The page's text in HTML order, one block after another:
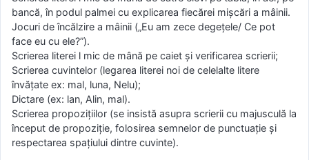
bancă, în podul palmei cu explicarea fiecărei mişcări a mâinii.
Jocuri de încălzire a mâinii („Eu am zece degețele/ Ce pot
face eu cu ele?”).
Scrierea literei l mic de mână pe caiet şi verificarea scrierii;
Scrierea cuvintelor (legarea literei noi de celelalte litere
învăţate ex: mal, luna, Nelu);
Dictare (ex: lan, Alin, mal).
Scrierea propoziţiilor (se insistă asupra scrierii cu majusculă la
început de propoziţie, folosirea semnelor de punctuaţie şi
respectarea spaţiului dintre cuvinte).